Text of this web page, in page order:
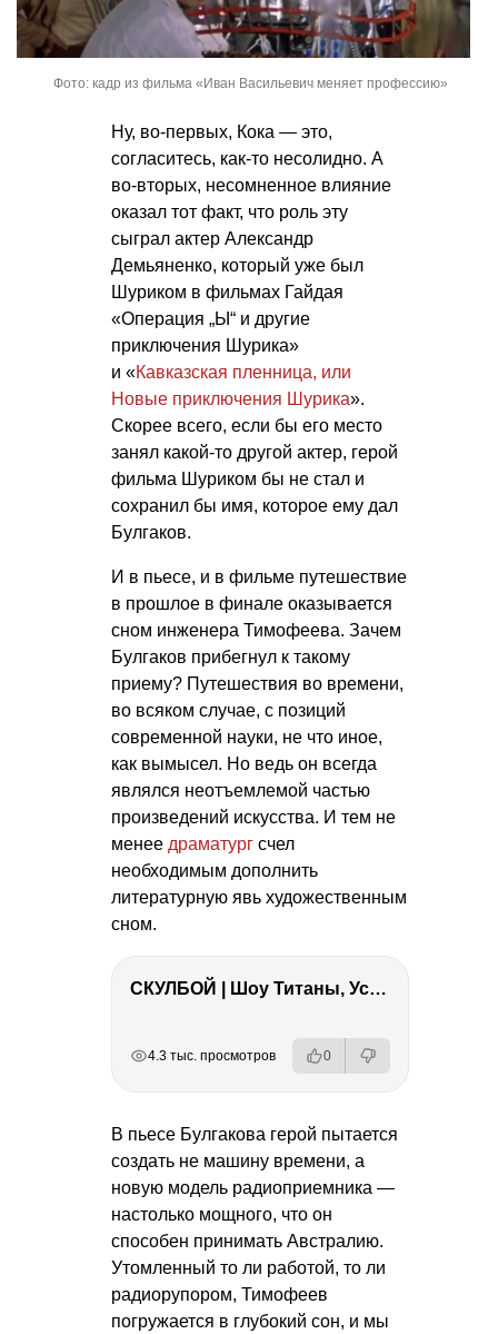
Фото: кадр из фильма «Иван Васильевич меняет профессию»
Ну, во-первых, Кока — это,
согласитесь, как-то несолидно. А
во-вторых, несомненное влияние
оказал тот факт, что роль эту
сыграл актер Александр
Демьяненко, который уже был
Шуриком в фильмах Гайдая
«Операция „Ы“ и другие
приключения Шурика»
и «Кавказская пленница, или
Новые приключения Шурика».
Скорее всего, если бы его место
занял какой-то другой актер, герой
фильма Шуриком бы не стал и
сохранил бы имя, которое ему дал
Булгаков.
И в пьесе, и в фильме путешествие
в прошлое в финале оказывается
сном инженера Тимофеева. Зачем
Булгаков прибегнул к такому
приему? Путешествия во времени,
во всяком случае, с позиций
современной науки, не что иное,
как вымысел. Но ведь он всегда
являлся неотъемлемой частью
произведений искусства. И тем не
менее драматург счел
необходимым дополнить
литературную явь художественным
сном.
СКУЛБОЙ | Шоу Титаны, Усейн Болт, Ларрат, Зашквар!
4.3 тыс. просмотров 0
В пьесе Булгакова герой пытается
создать не машину времени, а
новую модель радиоприемника —
настолько мощного, что он
способен принимать Австралию.
Утомленный то ли работой, то ли
радиорупором, Тимофеев
погружается в глубокий сон, и мы